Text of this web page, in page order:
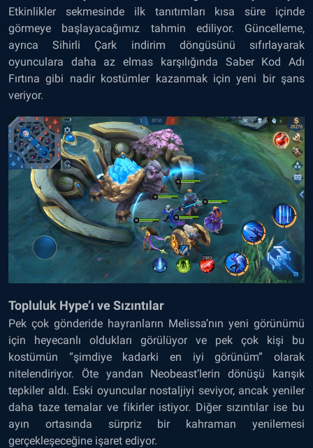
Etkinlikler sekmesinde ilk tanıtımları kısa süre içinde
görmeye başlayacağımız tahmin ediliyor. Güncelleme,
ayrıca Sihirli Çark indirim döngüsünü sıfırlayarak
oyunculara daha az elmas karşılığında Saber Kod Adı
Fırtına gibi nadir kostümler kazanmak için yeni bir şans
veriyor.
Topluluk Hype’ı ve Sızıntılar
Pek çok gönderide hayranların Melissa’nın yeni görünümü
için heyecanlı oldukları görülüyor ve pek çok kişi bu
kostümün “şimdiye kadarki en iyi görünüm” olarak
nitelendiriyor. Öte yandan Neobeast’lerin dönüşü karışık
tepkiler aldı. Eski oyuncular nostaljiyi seviyor, ancak yeniler
daha taze temalar ve fikirler istiyor. Diğer sızıntılar ise bu
ayın ortasında sürpriz bir kahraman yenilemesi
gerçekleşeceğine işaret ediyor.